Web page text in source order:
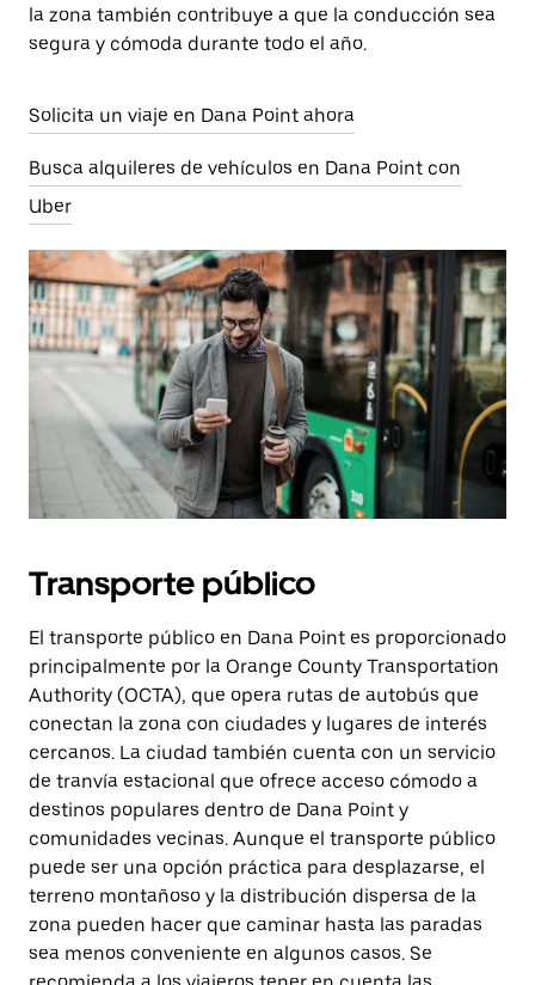
la zona también contribuye a que la conducción sea
segura y cómoda durante todo el año.
Solicita un viaje en Dana Point ahora
Busca alquileres de vehículos en Dana Point con
Uber
Transporte público
El transporte público en Dana Point es proporcionado
principalmente por la Orange County Transportation
Authority (OCTA), que opera rutas de autobús que
conectan la zona con ciudades y lugares de interés
cercanos. La ciudad también cuenta con un servicio
de tranvía estacional que ofrece acceso cómodo a
destinos populares dentro de Dana Point y
comunidades vecinas. Aunque el transporte público
puede ser una opción práctica para desplazarse, el
terreno montañoso y la distribución dispersa de la
zona pueden hacer que caminar hasta las paradas
sea menos conveniente en algunos casos. Se